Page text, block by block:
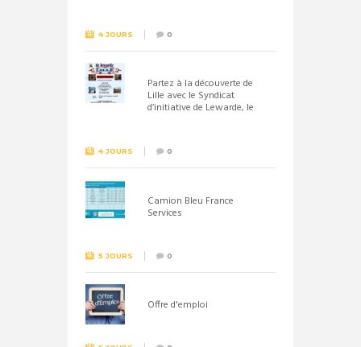
4 JOURS 0
Partez à la découverte de
Lille avec le Syndicat
d’initiative de Lewarde, le
4 JOURS 0
Camion Bleu France
Services
5 JOURS 0
Offre d'emploi